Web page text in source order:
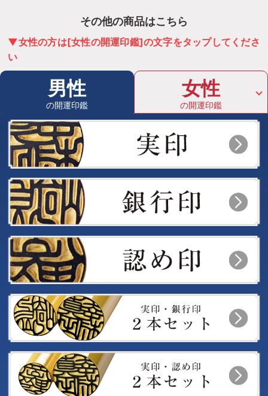
その他の商品はこちら
▼女性の方は[女性の開運印鑑]の文字をタップしてくださ
い
男性
の開運印鑑
女性
の開運印鑑